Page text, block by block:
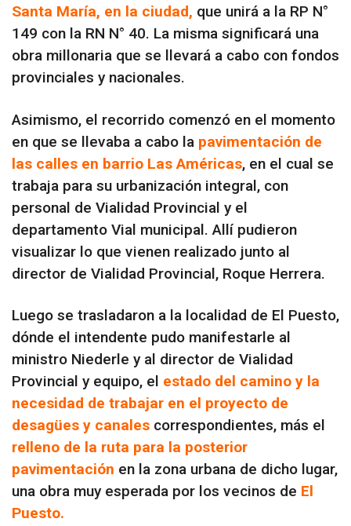
Santa María, en la ciudad, que unirá a la RP N°
149 con la RN N° 40. La misma significará una
obra millonaria que se llevará a cabo con fondos
provinciales y nacionales.
Asimismo, el recorrido comenzó en el momento
en que se llevaba a cabo la pavimentación de
las calles en barrio Las Américas, en el cual se
trabaja para su urbanización integral, con
personal de Vialidad Provincial y el
departamento Vial municipal. Allí pudieron
visualizar lo que vienen realizado junto al
director de Vialidad Provincial, Roque Herrera.
Luego se trasladaron a la localidad de El Puesto,
dónde el intendente pudo manifestarle al
ministro Niederle y al director de Vialidad
Provincial y equipo, el estado del camino y la
necesidad de trabajar en el proyecto de
desagües y canales correspondientes, más el
relleno de la ruta para la posterior
pavimentación en la zona urbana de dicho lugar,
una obra muy esperada por los vecinos de El
Puesto.